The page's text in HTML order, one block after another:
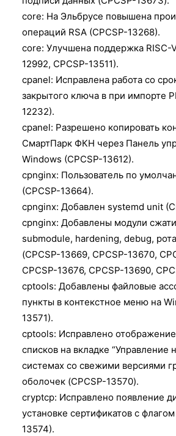
core: На Эльбрусе повышена
операций RSA (CPCSP-13268).
core: Улучшена поддержка RISC-
12992, CPCSP-13511).
cpanel: Исправлена работа со
закрытого ключа в при импорте
12232).
cpanel: Разрешено копировать
СмартПарк ФКН через Панель
Windows (CPCSP-13612).
cpnginx: Пользователь по
(CPCSP-13664).
cpnginx: Добавлен systemd unit
cpnginx: Добавлены модули
submodule, hardening, debug,
(CPCSP-13669, CPCSP-13670,
CPCSP-13676, CPCSP-13690,
cptools: Добавлены файловые
пункты в контекстное меню на
13571).
cptools: Исправлено
списков на вкладке “Управление
системах со свежими версиями
оболочек (CPCSP-13570).
cryptcp: Исправлено появление
установке сертификатов с
13574).